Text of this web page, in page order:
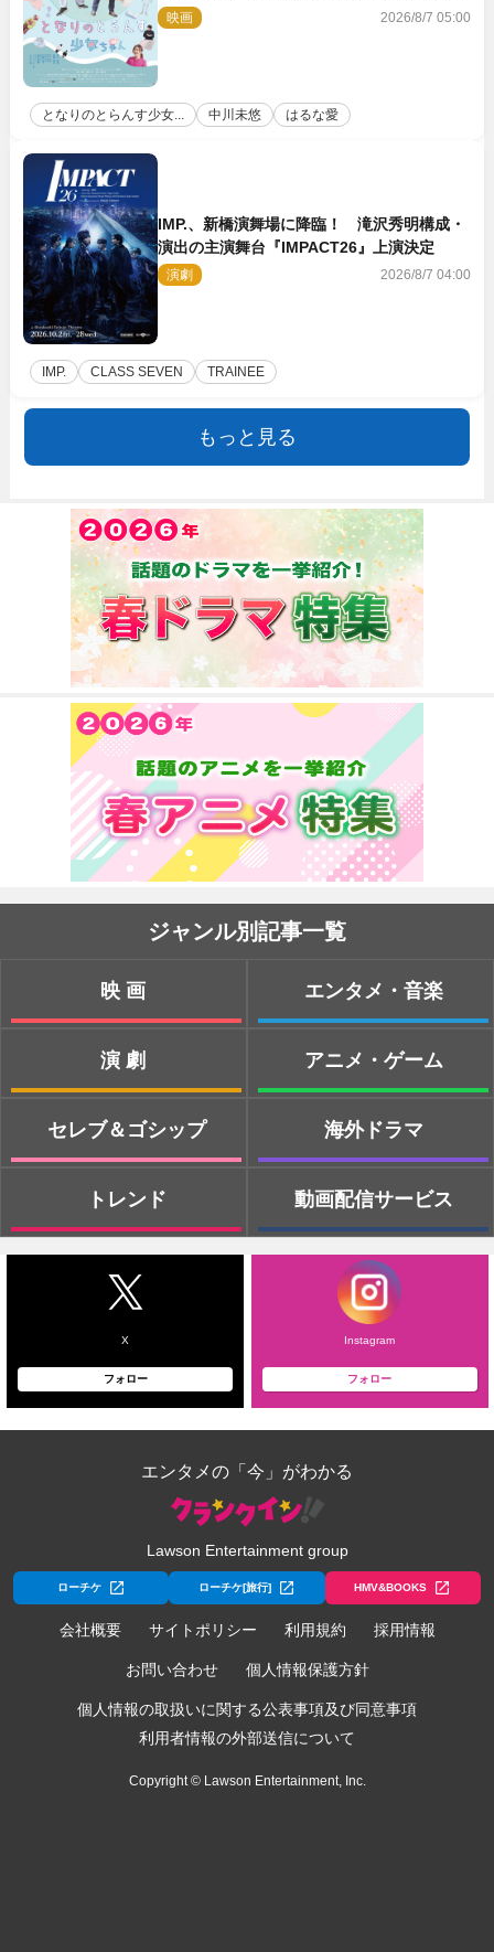
11.7公開決定
映画 2026/8/7 05:00
となりのとらんす少女... 中川未悠 はるな愛
IMP.、新橋演舞場に降臨！ 滝沢秀明構成・
演出の主演舞台『IMPACT26』上演決定
演劇 2026/8/7 04:00
IMP. CLASS SEVEN TRAINEE
もっと見る
ジャンル別記事一覧
映画
演劇
セレブ＆ゴシップ
トレンド
エンタメ・音楽
アニメ・ゲーム
海外ドラマ
動画配信サービス
X
フォロー
Instagram
フォロー
エンタメの「今」がわかる
Lawson Entertainment group
ローチケ ローチケ[旅行] HMV&BOOKS
会社概要 サイトポリシー 利用規約 採用情報
お問い合わせ 個人情報保護方針
個人情報の取扱いに関する公表事項及び同意事項
利用者情報の外部送信について
Copyright © Lawson Entertainment, Inc.